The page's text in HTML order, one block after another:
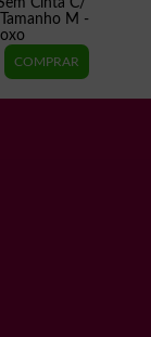
Cinta C/
M -